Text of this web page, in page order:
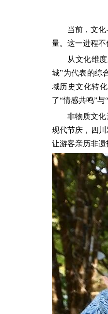
当前，文
量。这一进程不
从文化维
城”为代表的综
域历史文化转
了“情感共鸣”与
非物质文
现代节庆，四
让游客亲历非遗